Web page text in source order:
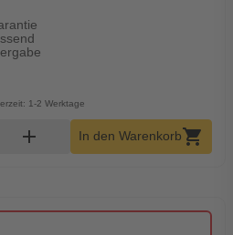
1-2 Werktage
Menge
add In den Warenkorbshopping_cart